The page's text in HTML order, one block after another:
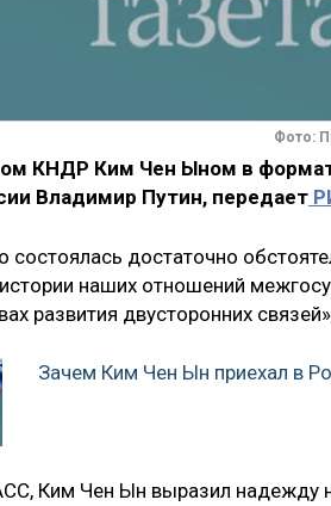
Фото:
КНДР Ким Чен Ыном в
Владимир Путин, передает
состоялась достаточно
наших отношений
развития двусторонних
Зачем Ким Чен Ын приехал в
Ким Чен Ын выразил надежду